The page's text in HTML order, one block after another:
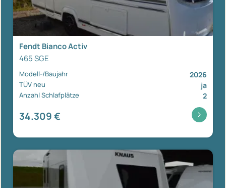
Fendt Bianco Activ
465 SGE
Modell-/Baujahr 2026
TÜV neu ja
Anzahl Schlafplätze 2
34.309 €